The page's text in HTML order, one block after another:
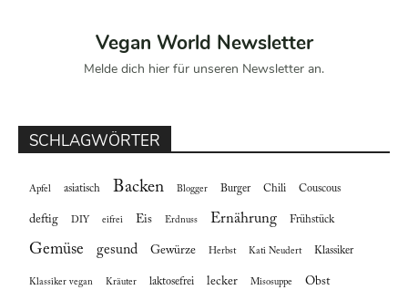
Vegan World Newsletter
Melde dich hier für unseren Newsletter an.
SCHLAGWÖRTER
Apfel asiatisch Backen Blogger Burger Chili Couscous
deftig DIY eifrei Eis Erdnuss Ernährung Frühstück
Gemüse gesund Gewürze Herbst Kati Neudert Klassiker
Klassiker vegan Kräuter laktosefrei lecker Misosuppe Obst